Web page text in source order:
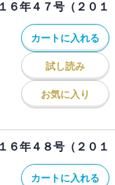
年４７号（２０１
カートに入れる
試し読み
お気に入り
年４８号（２０１
カートに入れる